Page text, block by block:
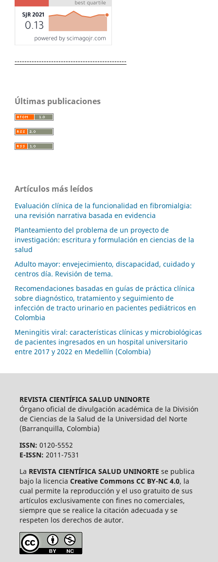
----------------------------------------------
Últimas publicaciones
Artículos más leídos
Evaluación clínica de la funcionalidad en fibromialgia:
una revisión narrativa basada en evidencia
Planteamiento del problema de un proyecto de
investigación: escritura y formulación en ciencias de la
salud
Adulto mayor: envejecimiento, discapacidad, cuidado y
centros día. Revisión de tema.
Recomendaciones basadas en guías de práctica clínica
sobre diagnóstico, tratamiento y seguimiento de
infección de tracto urinario en pacientes pediátricos en
Colombia
Meningitis viral: características clínicas y microbiológicas
de pacientes ingresados en un hospital universitario
entre 2017 y 2022 en Medellín (Colombia)
REVISTA CIENTÍFICA SALUD UNINORTE
Órgano oficial de divulgación académica de la División
de Ciencias de la Salud de la Universidad del Norte
(Barranquilla, Colombia)
ISSN: 0120-5552
E-ISSN: 2011-7531
La REVISTA CIENTÍFICA SALUD UNINORTE se publica
bajo la licencia Creative Commons CC BY-NC 4.0, la
cual permite la reproducción y el uso gratuito de sus
artículos exclusivamente con fines no comerciales,
siempre que se realice la citación adecuada y se
respeten los derechos de autor.